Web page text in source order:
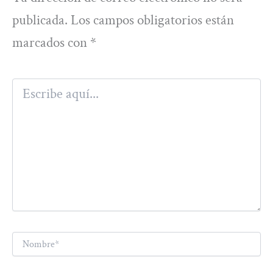
publicada. Los campos obligatorios están
marcados con *
Escribe
aquí...